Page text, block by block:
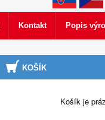
Kontakt Popis
KOŠÍK
Košík je